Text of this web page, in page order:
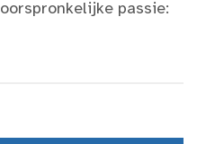
passie: